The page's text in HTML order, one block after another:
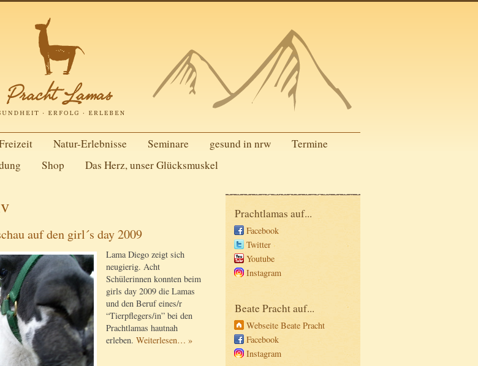
Natur-Erlebnisse Seminare gesund in nrw
Termine
Shop Das Herz, unser Glücksmuskel
Prachtlamas auf...
Facebook
Twitter
Youtube
Instagram
Beate Pracht auf...
Webseite Beate Pracht
Facebook
Instagram
auf den girl´s day 2009
Lama Diego zeigt sich
neugierig. Acht
Schülerinnen konnten beim
girls day 2009 die Lamas
und den Beruf eines/r
“Tierpflegers/in” bei den
Prachtlamas hautnah
erleben. Weiterlesen… »